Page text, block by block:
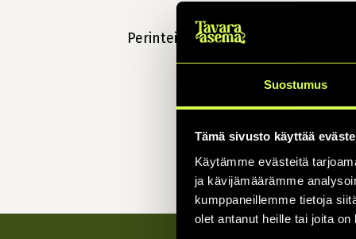
Suostumus
Tämä sivusto käyttää
Käytämme evästeitä
ja kävijämäärämme
kumppaneillemme tietoja
olet antanut heille tai joita
Perinteiset päivätanssit. Ovet klo